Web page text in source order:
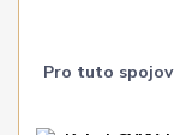
Pro tuto